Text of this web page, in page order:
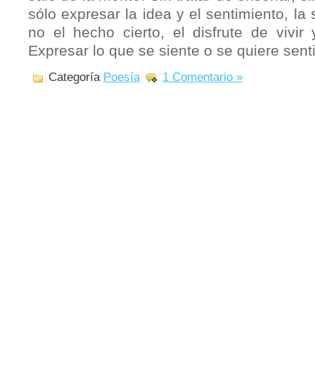
sólo expresar la idea y el sentimiento, la
no el hecho cierto, el disfrute de vivir
Expresar lo que se siente o se quiere
Categoría Poesía 1 Comentario »